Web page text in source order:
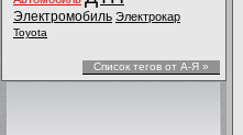
Электромобиль Электрокар
Toyota
Список тегов от А-Я »